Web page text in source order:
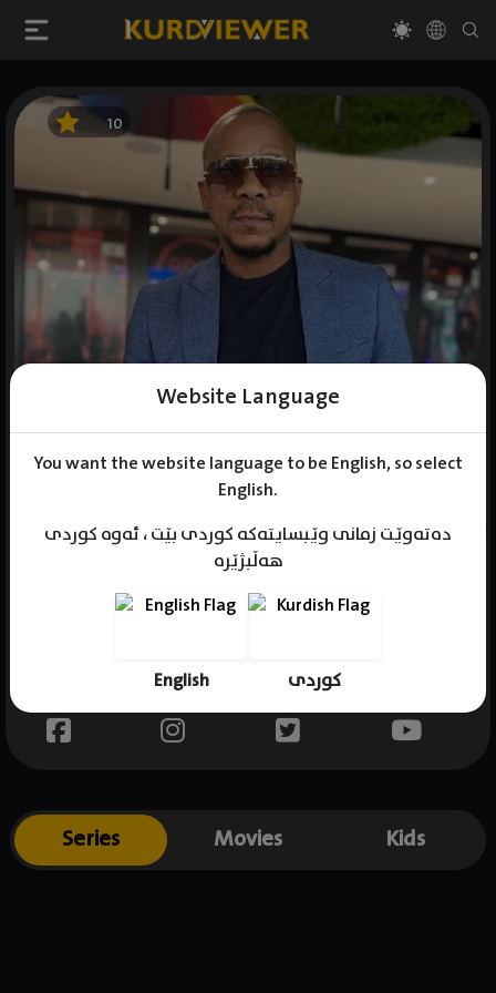
Website Language
You want the website language to be English, so select
English.
دەتەوێت زمانی وێبسایتەکە کوردی بێت ، ئەوە کوردی
هەڵبژێرە
English کوردی
10
Gender : male
Place of birth : South Africa
Series Movies Kids